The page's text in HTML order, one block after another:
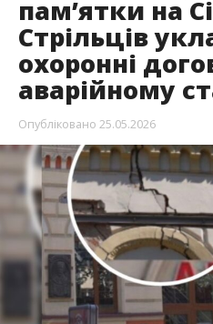
пам’ятки на
Стрільців
охоронні
аварійному
Опубліковано 25.05.2026